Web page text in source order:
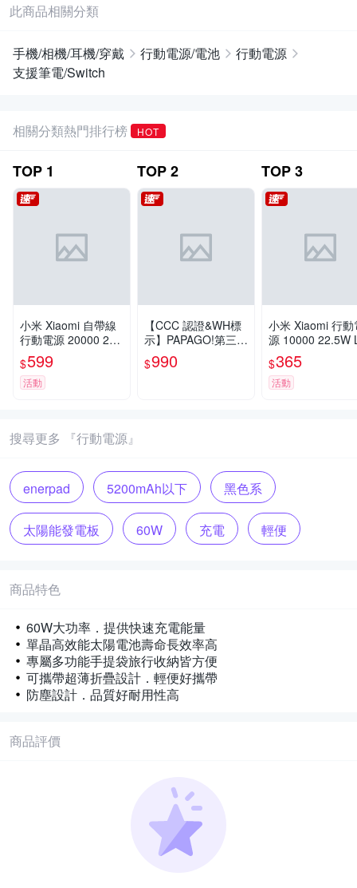
此商品相關分類
手機/相機/耳機/穿戴 行動電源/電池
行動電源
支援筆電/Switch
相關分類熱門排行榜 HOT
TOP 1
小米 Xiaomi 自帶線
行動電源 20000 22.
5W 官方旗艦館
$599
活動
TOP2
【CCC 認證&WH標
示】PAPAGO!第三代
多功能10000mAh可
分離式充電線行動電
$990
TOP3
小米 Xiaomi 行動
源 10000 22.5W
官方旗艦館
$365
活動
搜尋更多 『行動電源』
enerpad 5200mAh以下 黑色系
太陽能發電板 60W 充電 輕便
商品特色
60W大功率．提供快速充電能量
單晶高效能太陽電池壽命長效率高
專屬多功能手提袋旅行收納皆方便
可攜帶超薄折疊設計．輕便好攜帶
防塵設計．品質好耐用性高
商品評價